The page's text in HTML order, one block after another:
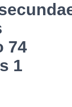
74
1